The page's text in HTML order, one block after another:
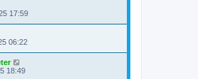
17:59
06:22
18:49